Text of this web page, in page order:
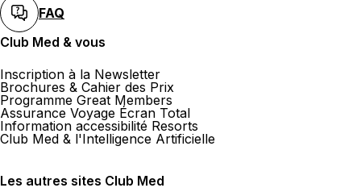
FAQ
Club Med & vous
Inscription à la Newsletter
Brochures & Cahier des Prix
Programme Great Members
Assurance Voyage Écran Total
Information accessibilité Resorts
Club Med & l'Intelligence Artificielle
Les autres sites Club Med